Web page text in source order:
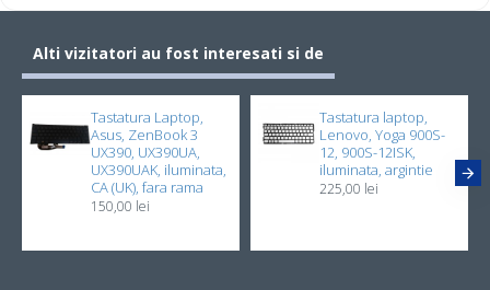
fost foarte bun față de alte
Alti vizitatori au fost interesati si de
Tastatura Laptop,
Asus, ZenBook 3
UX390, UX390UA,
UX390UAK, iluminata,
CA (UK), fara rama
150,00 lei
Tastatura laptop,
Lenovo, Yoga 900S-
12, 900S-12ISK,
iluminata, argintie
225,00 lei